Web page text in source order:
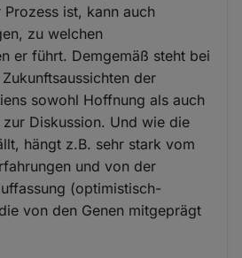
ist, kann auch
zu welchen
er führt. Demgemäß steht bei
der
sowohl Hoffnung als auch
Diskussion. Und wie die
hängt z.B. sehr stark vom
und von der
(optimistisch-
von den Genen mitgeprägt